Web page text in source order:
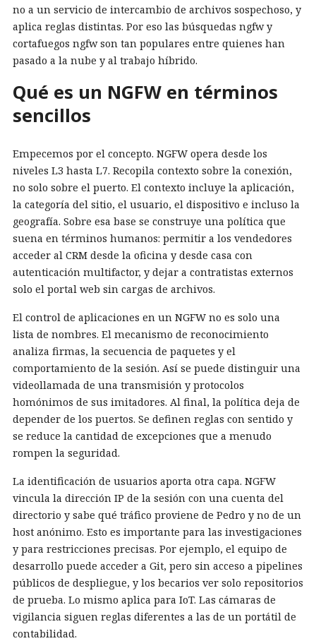
no a un servicio de intercambio de archivos sospechoso, y
aplica reglas distintas. Por eso las búsquedas ngfw y
cortafuegos ngfw son tan populares entre quienes han
pasado a la nube y al trabajo híbrido.
Qué es un NGFW en términos
sencillos
Empecemos por el concepto. NGFW opera desde los
niveles L3 hasta L7. Recopila contexto sobre la conexión,
no solo sobre el puerto. El contexto incluye la aplicación,
la categoría del sitio, el usuario, el dispositivo e incluso la
geografía. Sobre esa base se construye una política que
suena en términos humanos: permitir a los vendedores
acceder al CRM desde la oficina y desde casa con
autenticación multifactor, y dejar a contratistas externos
solo el portal web sin cargas de archivos.
El control de aplicaciones en un NGFW no es solo una
lista de nombres. El mecanismo de reconocimiento
analiza firmas, la secuencia de paquetes y el
comportamiento de la sesión. Así se puede distinguir una
videollamada de una transmisión y protocolos
homónimos de sus imitadores. Al final, la política deja de
depender de los puertos. Se definen reglas con sentido y
se reduce la cantidad de excepciones que a menudo
rompen la seguridad.
La identificación de usuarios aporta otra capa. NGFW
vincula la dirección IP de la sesión con una cuenta del
directorio y sabe qué tráfico proviene de Pedro y no de un
host anónimo. Esto es importante para las investigaciones
y para restricciones precisas. Por ejemplo, el equipo de
desarrollo puede acceder a Git, pero sin acceso a pipelines
públicos de despliegue, y los becarios ver solo repositorios
de prueba. Lo mismo aplica para IoT. Las cámaras de
vigilancia siguen reglas diferentes a las de un portátil de
contabilidad.